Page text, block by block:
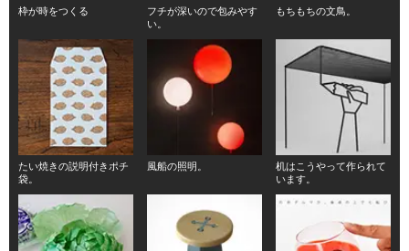
枠が時をつくる
フチが深いので包みやす
い。
もちもちの文鳥。
たい焼きの説明付きポチ
袋。
風船の照明。
机はこうやって作られて
います。